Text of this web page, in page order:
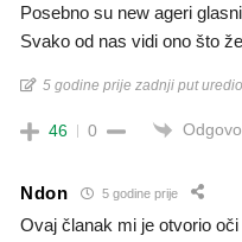
Posebno su new ageri
Svako od nas vidi ono što
5 godine prije zadnji put
46 0
Ndon 5 godine prije
Ovaj članak mi je otvorio